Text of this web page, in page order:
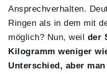
Ansprechverhalten.
Ringen als in dem mit
möglich? Nun, weil der
Kilogramm weniger
Unterschied, aber